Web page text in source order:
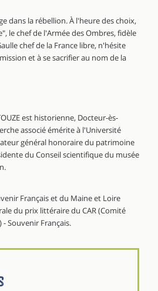
dans la rébellion. À l'heure des choix,
le chef de l'Armée des Ombres, fidèle
chef de la France libre, n'hésite
et à se sacrifier au nom de la
est historienne, Docteur-ès-
associé émérite à l'Université
général honoraire du patrimoine
du Conseil scientifique du musée
Français et du Maine et Loire
du prix littéraire du CAR (Comité
Souvenir Français.